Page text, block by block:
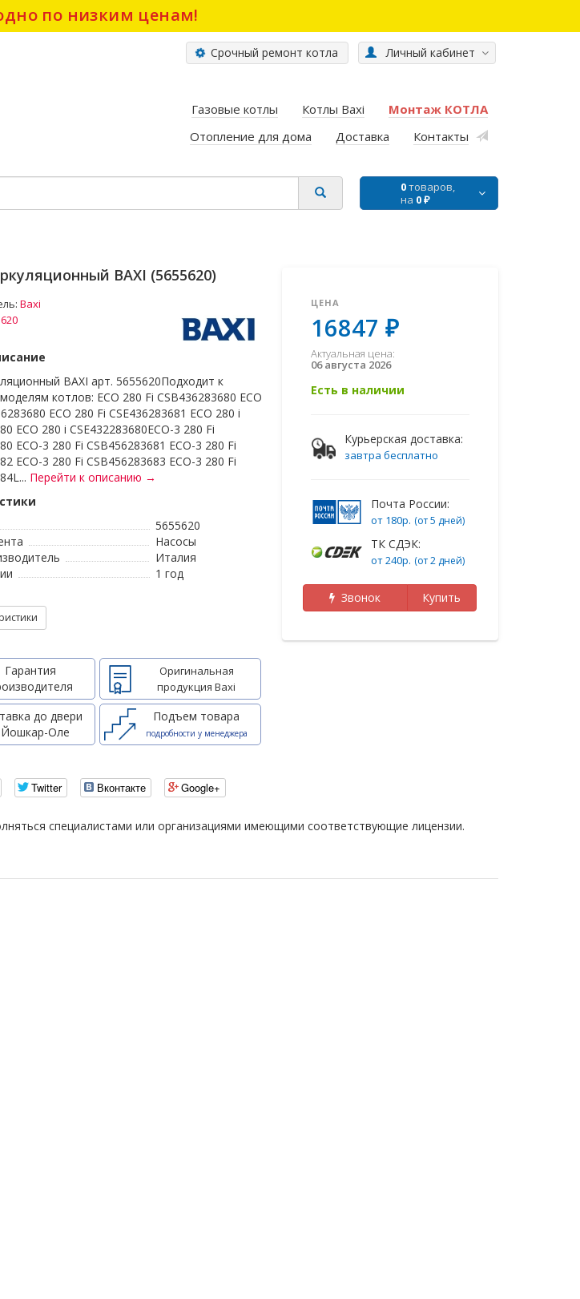
по низким ценам!
Личный кабинет
Срочный ремонт котла
Газовые котлы Котлы Baxi
Монтаж КОТЛА
Отопление для дома
Доставка Контакты
0товаров,
на 0 ₽
BAXI (5655620)
Baxi
BAXI арт. 5655620Подходит к
котлов: ECO 280 Fi CSB436283680 ECO
ECO 280 Fi CSE436283681 ECO 280 i
ECO 280 i CSE432283680ECO-3 280 Fi
ECO-3 280 Fi CSB456283681 ECO-3 280 Fi
ECO-3 280 Fi CSB456283683 ECO-3 280 Fi
Перейти к описанию →
5655620
Насосы
Италия
1 год
Гарантия
Оригинальная
продукция Baxi
до двери
Оле
Подъем товара
подробности у менеджера
Twitter Вконтакте Google+
ЦЕНА
16847 ₽
Актуальная цена:
06 августа 2026
Есть в наличии
Курьерская доставка:
завтра бесплатно
Почта России:
от 180р. (от 5 дней)
ТК СДЭК:
от 240р. (от 2 дней)
Звонок Купить
специалистами или организациями имеющими соответствующие лицензии.